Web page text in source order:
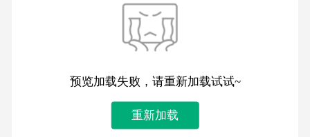
预览加载失败，请重新加载试试~
重新加载